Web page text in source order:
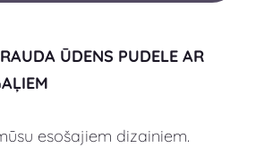
ŪDENS PUDELE AR
esošajiem dizainiem.